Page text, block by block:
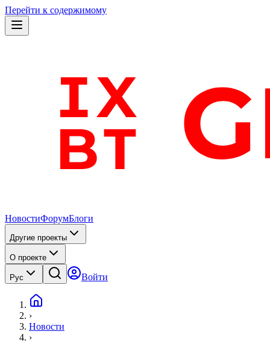
Перейти к содержимому
НовостиФорумБлоги
Другие проекты
О проекте
Рус Войти
›
Новости
›